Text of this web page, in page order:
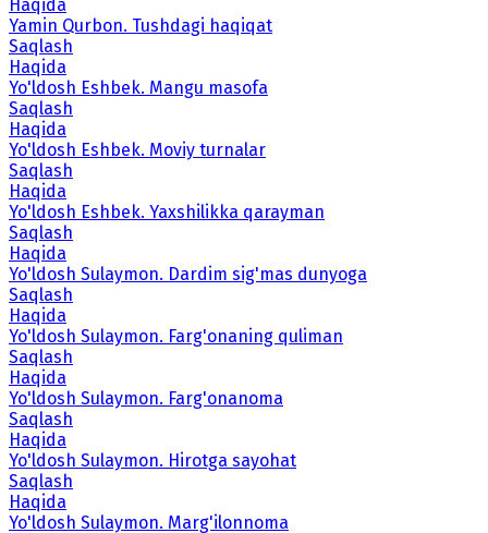
Haqida
Yamin Qurbon. Tushdagi haqiqat
Saqlash
Haqida
Yo'ldosh Eshbek. Mangu masofa
Saqlash
Haqida
Yo'ldosh Eshbek. Moviy turnalar
Saqlash
Haqida
Yo'ldosh Eshbek. Yaxshilikka qarayman
Saqlash
Haqida
Yo'ldosh Sulaymon. Dardim sig'mas dunyoga
Saqlash
Haqida
Yo'ldosh Sulaymon. Farg'onaning quliman
Saqlash
Haqida
Yo'ldosh Sulaymon. Farg'onanoma
Saqlash
Haqida
Yo'ldosh Sulaymon. Hirotga sayohat
Saqlash
Haqida
Yo'ldosh Sulaymon. Marg'ilonnoma